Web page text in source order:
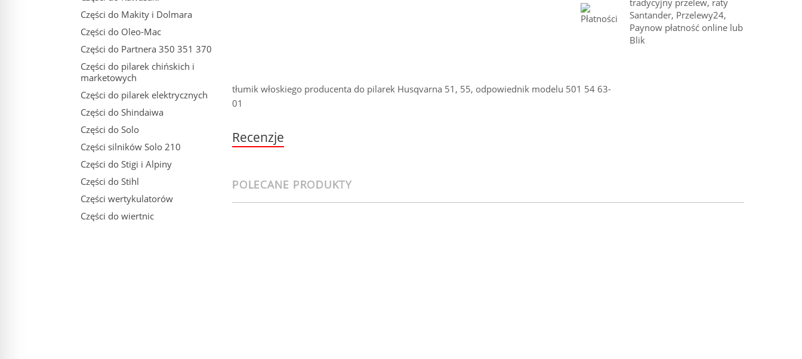
tradycyjny przelew, raty
Santander, Przelewy24,
Paynow płatność online lub
Blik
tłumik włoskiego producenta do pilarek Husqvarna 51, 55, odpowiednik modelu 501 54 63-
01
Recenzje
POLECANE PRODUKTY
Części do Makity i Dolmara
Części do Oleo-Mac
Części do Partnera 350 351 370
Części do pilarek chińskich i
marketowych
Części do pilarek elektrycznych
Części do Shindaiwa
Części do Solo
Części silników Solo 210
Części do Stigi i Alpiny
Części do Stihl
Części wertykulatorów
Części do wiertnic